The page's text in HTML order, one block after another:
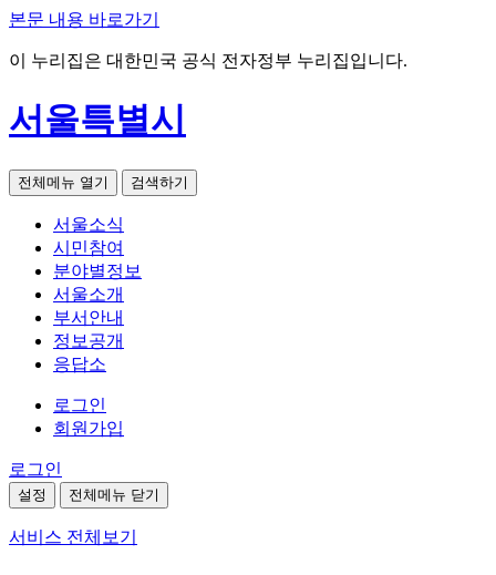
본문 내용 바로가기
이 누리집은 대한민국 공식 전자정부 누리집입니다.
서울특별시
전체메뉴 열기 검색하기
서울소식
시민참여
분야별정보
서울소개
부서안내
정보공개
응답소
로그인
회원가입
로그인
설정 전체메뉴 닫기
서비스 전체보기